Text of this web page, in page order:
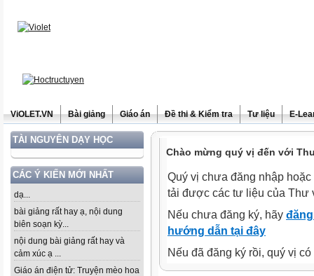
ViOLET.VN Bài giảng Giáo án Đề thi & Kiểm tra Tư liệu E-
TÀI NGUYÊN DẠY HỌC
CÁC Ý KIẾN MỚI NHẤT
dạ...
bài giảng rất hay ạ, nội dung
biên soạn kỳ...
nội dung bài giảng rất hay và
cảm xúc ạ ...
Giáo án điện tử: Truyện mèo hoa
Chào mừng quý vị đến với
Quý vị chưa đăng nhập
tải được các tư liệu của Thư
Nếu chưa đăng ký, hãy
hướng dẫn tại đây
Nếu đã đăng ký rồi, quý vị